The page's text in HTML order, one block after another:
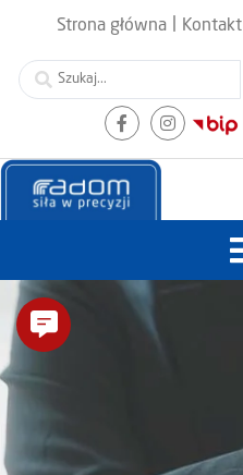
Strona główna Kontakt